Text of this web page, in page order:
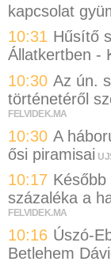
kapcsolat
10:31 Hűsítő
Állatkertben -
10:30 Az ún.
történetéről
FELVIDEK.MA
10:30 A
ősi piramisai
10:17
százaléka a
FELVIDEK.MA
10:16 Úszó-
Betlehem